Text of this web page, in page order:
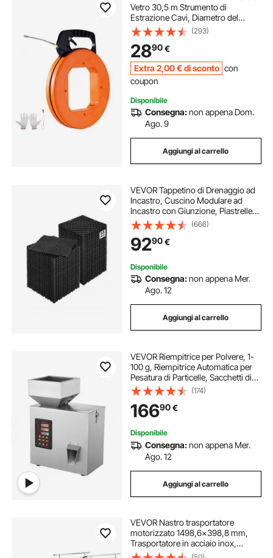
Vetro 30,5 m Strumento di
Estrazione Cavi, Diametro del
Nastro di Pesce 4,23 mm con
Alloggiamento e Maniglia
Ottimizzati, per Condotti Elettrici,
Non Conduttivi
(293)
2890€
Extra 2,00 €di sconto con
coupon
Disponibile
Consegna:non appena Dom.
Ago. 9
Aggiungi al carrello
VEVOR Tappetino di Drenaggio ad
Incastro, Cuscino Modulare ad
Incastro con Giunzione, Piastrelle
per Pavimenti Antiscivolo e
Tappetino per Doccia Garage
Giardino Cucina 310 x 310 mm 55
Pezzi Nero
(666)
9290€
Disponibile
Consegna:non appena Mer.
Ago. 12
Aggiungi al carrello
VEVOR Riempitrice per Polvere, 1-
100 g, Riempitrice Automatica per
Pesatura di Particelle, Sacchetti di
Bottiglia Riempitrice di Polvere
Dispenser di Particelle per Semi di
Tè Grani Polvere Farina
(174)
16690€
Disponibile
Consegna:non appena Mer.
Ago. 12
Aggiungi al carrello
VEVOR Nastro trasportatore
motorizzato 1498,6x398,8 mm,
Trasportatore in acciaio inox,
Nastro trasportatore antistatico in